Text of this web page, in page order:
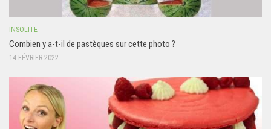
INSOLITE
Combien y a-t-il de pastèques sur cette photo ?
14 FÉVRIER 2022